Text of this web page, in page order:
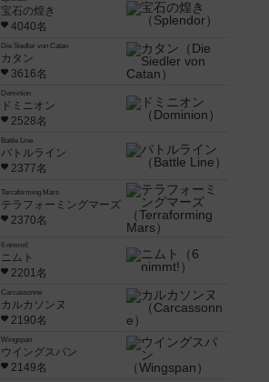
宝石の煌き
4040名
Die Siedler von Catan
カタン
3616名
Dominion
ドミニオン
2528名
Battle Line
バトルライン
2377名
Terraforming Mars
テラフォーミングマーズ
2370名
6 nimmt!
ニムト
2201名
Carcassonne
カルカソンヌ
2190名
Wingspan
ウイングスパン
2149名